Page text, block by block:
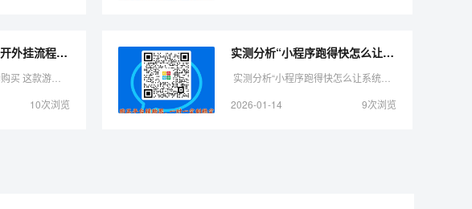
实测分析“手机麻将开外挂流程”（助赢神器购买）-哔哩哔哩
10次浏览
实测分析“小程序跑得快怎么让系统发好牌”（铺牌器购买）-哔哩哔哩
2026-01-14
9次浏览